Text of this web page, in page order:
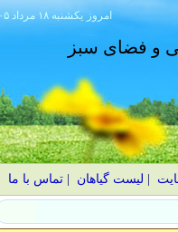
۱۴۰۵ يکشنبه ۱۸ مرداد امروز
و فضای سبز
لیست گیاهان |تماس با ما